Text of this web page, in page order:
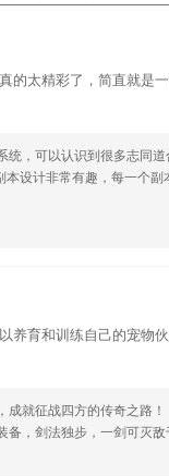
，让用户轻松去阅读；
析多位一体。
念，帮助企业提升沟通
学习的解决方案。
传自己的照片，进行到
的接收更加的简单直接。
详细，满足大多数人对
足你，各种不同的舞蹈划
引导带读新模式。
,支持棋谱研究和习题练
的太精彩了，简直就是一
统，可以认识到很多志同道
本设计非常有趣，每一个副
养育和训练自己的宠物伙
成就征战四方的传奇之路！
备，剑法独步，一剑可灭敌